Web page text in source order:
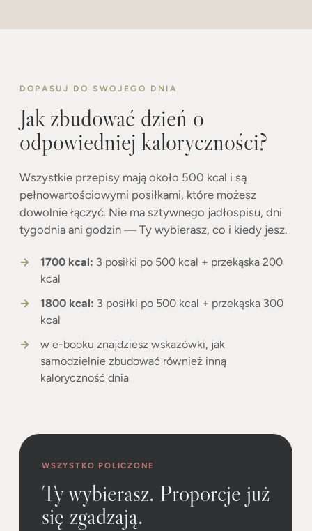
DOPASUJ DO SWOJEGO DNIA
Jak zbudować dzień o
odpowiedniej kaloryczności?
Wszystkie przepisy mają około 500 kcal i są
pełnowartościowymi posiłkami, które możesz
dowolnie łączyć. Nie ma sztywnego jadłospisu, dni
tygodnia ani godzin — Ty wybierasz, co i kiedy jesz.
1700 kcal: 3 posiłki po 500 kcal + przekąska 200
kcal
1800 kcal: 3 posiłki po 500 kcal + przekąska 300
kcal
w e-booku znajdziesz wskazówki, jak
samodzielnie zbudować również inną
kaloryczność dnia
WSZYSTKO POLICZONE
Ty wybierasz. Proporcje już
się zgadzają.